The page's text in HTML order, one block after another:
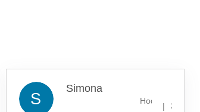
je 5 z 5 hvězdiček.
S
Simona
Hodnocení
|